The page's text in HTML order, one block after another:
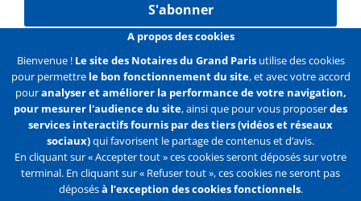
S'abonner
Liens Mentions légales Données personnelles
Politique des cookies Configurer les cookies
Liens
2e
Accueil Contact Plan du site
A propos des cookies
Bienvenue ! Le site des Notaires du Grand Parisutilise des cookies
pour permettre le bon fonctionnement du site, et avec votre accord
pouranalyser et améliorer la performance de votre navigation,
pour mesurer l'audience du site, ainsi que pour vous proposerdes
services interactifs fournis par des tiers (vidéos et réseaux
sociaux)qui favorisent le partage de contenus et d’avis.
En cliquant sur « Accepter tout » ces cookies seront déposés sur votre
terminal. En cliquant sur « Refuser tout », ces cookies ne seront pas
déposésà l’exception des cookies fonctionnels.